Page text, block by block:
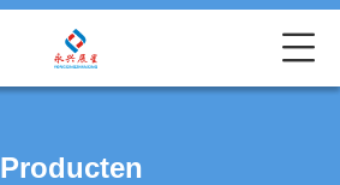
Producten